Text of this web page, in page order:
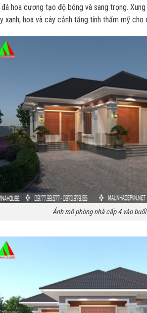
hoa cương tạo độ bóng và sang trọng. Xung
xanh, hoa và cây cảnh tăng tính thẩm mỹ cho
Ảnh mô phòng nhà cấp 4 vào